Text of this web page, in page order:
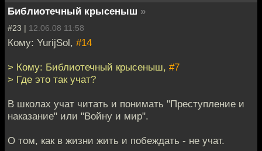
Библиотечный крысеныш »
#23 | 12.06.08 11:58
Кому: YurijSol, #14
> Кому: Библиотечный крысеныш, #7
> Где это так учат?
В школах учат читать и понимать "Преступление и
наказание" или "Войну и мир".
О том, как в жизни жить и побеждать - не учат.